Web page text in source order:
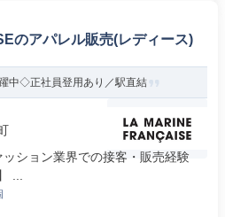
のアパレル販売(レディース)
中◇正社員登用あり／駅直結
ション業界での接客・販売経験
...